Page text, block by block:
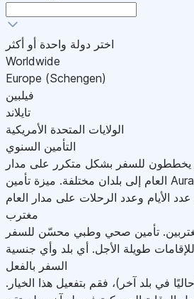
اختر دولة واحدة أو أكثر
Worldwide
Europe (Schengen)
فيلبين
تايلاند
الولايات المتحدة الأمريكية
التأمين السنوي
يخططون للسفر بشكل متكرر على مدار
العام إلى بلدان مختلفة. ميزة تأمين Auras السنوي هي أنه لا يوجد
مغترب
تأمين صحي وطبي محسّن للسفر
السفر بالفعل
في بلد آخر)، فقم بتفعيل هذا الخيار.